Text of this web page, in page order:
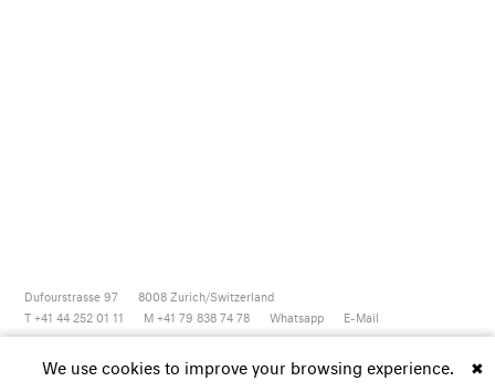
Dufourstrasse 97 8008 Zurich/Switzerland
T +41 44 252 01 11
M +41 79 838 74 78 Whatsapp E-Mail
Newsletter Instagram Vimeo Youtube ✖
We use cookies to improve your browsing experience.